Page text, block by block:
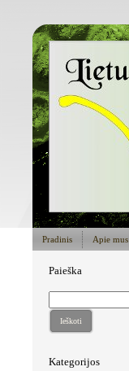
Pradinis Apie mus
Paieška
Ieškoti
Kategorijos